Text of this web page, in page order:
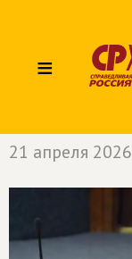
≡
21 апреля 2026